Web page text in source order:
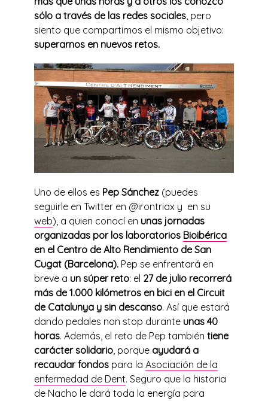
sólo a través de las redes sociales, pero
siento que compartimos el mismo objetivo:
superarnos en nuevos retos.
Uno de ellos es Pep Sánchez (puedes
seguirle en Twitter en @irontriax y en su
web), a quien conocí en unas jornadas
organizadas por los laboratorios Bioibérica
en el Centro de Alto Rendimiento de San
Cugat (Barcelona). Pep se enfrentará en
breve a un súper reto: el 27 de julio recorrerá
más de 1.000 kilómetros en bici en el Circuit
de Catalunya y sin descanso. Así que estará
dando pedales non stop durante unas 40
horas. Además, el reto de Pep también tiene
carácter solidario, porque ayudará a
recaudar fondos para la Asociación de la
enfermedad de Dent. Seguro que la historia
de Nacho le dará toda la energía para